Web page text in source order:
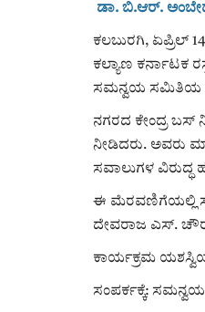
ಡಾ. ಬಿ.ಆರ್.
ಕಲಬುರಗಿ, ಏಪ್ರಿಲ್
ಕಲ್ಯಾಣ ಕರ್ನಾಟಕ
ಸಮನ್ವಯ ಸಮಿತಿಯ
ನಗರದ ಕೇಂದ್ರ
ನೀಡಿದರು. ಅವರು
ಸವಾಲುಗಳ
ಈ ಮೆರವಣಿಗೆಯಲ್ಲಿ
ದೇವರಾಜ ಎಸ್.
ಕಾರ್ಯಕ್ರಮ
ಸಂಪರ್ಕಕ್ಕೆ: